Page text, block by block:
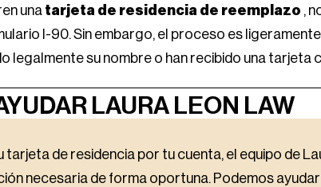
una tarjeta de residencia de reemplazo ,
I-90. Sin embargo, el proceso es
legalmente su nombre o han recibido una tarjeta
LAURA LEON LAW
de residencia por tu cuenta, el equipo de
necesaria de forma oportuna. Podemos